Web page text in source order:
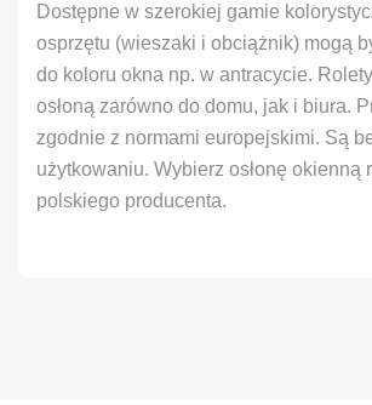
Dostępne w szerokiej gamie
osprzętu (wieszaki i obciążnik) mogą
do koloru okna np. w antracycie.
osłoną zarówno do domu, jak i biura.
zgodnie z normami europejskimi. Są
użytkowaniu. Wybierz osłonę okienną
polskiego producenta.